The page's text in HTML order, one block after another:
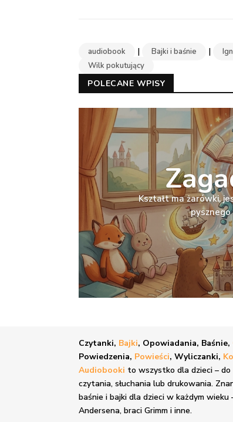
audiobook | Bajki i baśnie |
Wilk pokutujący
POLECANE WPISY
Kształt ma żarówki,
Czytanki, Bajki, Opowiadania, Baśnie,
Powiedzenia, Powieści, Wyliczanki,
Audiobooki to wszystko dla dzieci – do
czytania, słuchania lub drukowania.
baśnie i bajki dla dzieci w każdym wieku
Andersena, braci Grimm i inne.